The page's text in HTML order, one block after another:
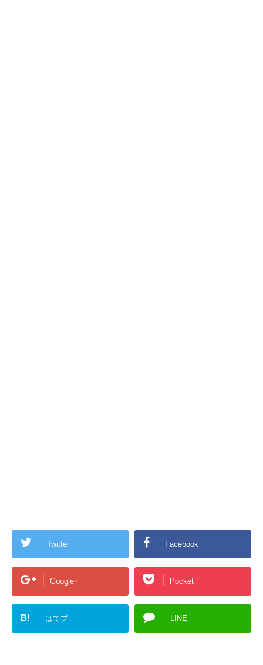
Twitter Facebook
Google+ Pocket
B! はてブ LINE